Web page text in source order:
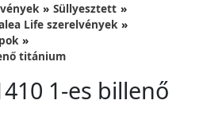
Süllyesztett
Life szerelvények
titánium
1-es billenő